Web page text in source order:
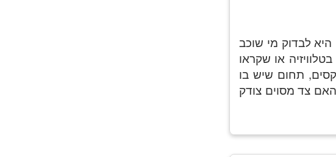
לבדוק מי שוכב
או שקראו
תחום שיש בו
צד מסוים צודק